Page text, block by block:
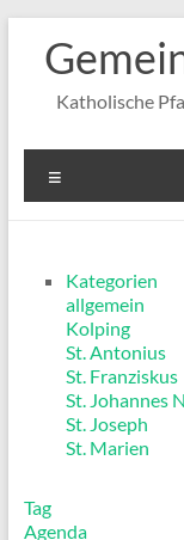
Inhalt
springen
Katholische
Kategorien
allgemein
Kolping
St. Antonius
St. Franziskus
St. Johannes
St. Joseph
St. Marien
Tag
Agenda